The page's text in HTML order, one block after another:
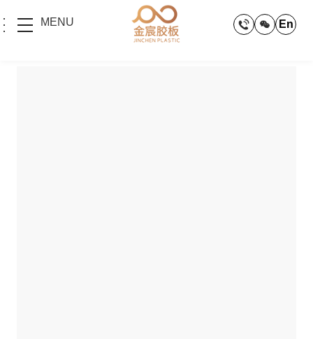
MENU En